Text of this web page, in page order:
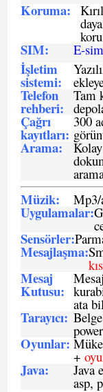
Koruma:
SIM: E-sim
İşletim
sistemi:
Telefon
rehberi:
Tam
Çağrı
kayıtları:
300
Arama:
Müzik: Mp3/
Uygulamalar:
Sensörler:
Mesajlaşma:
Mesaj
Kutusu:
ata
Tarayıcı:
Oyunlar:
+
Java: Java
asp,